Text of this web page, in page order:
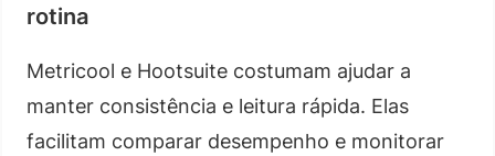
rotina
Metricool e Hootsuite costumam ajudar a
manter consistência e leitura rápida. Elas
facilitam comparar desempenho e monitorar